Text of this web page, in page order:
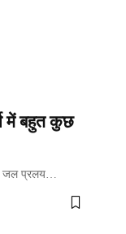
में बहुत कुछ
जल प्रलय…